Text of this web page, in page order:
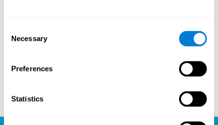
Selection
Necessary
Preferences
Statistics
CogniFit es tu destino ideal para aprender, jugar y crecer.
Juega ajedrez en línea, aprende gratis y observa cómo
tus habilidades alcanzan nuevas alturas. Con CogniFit,
liberando todo el potencial de tu cerebro.